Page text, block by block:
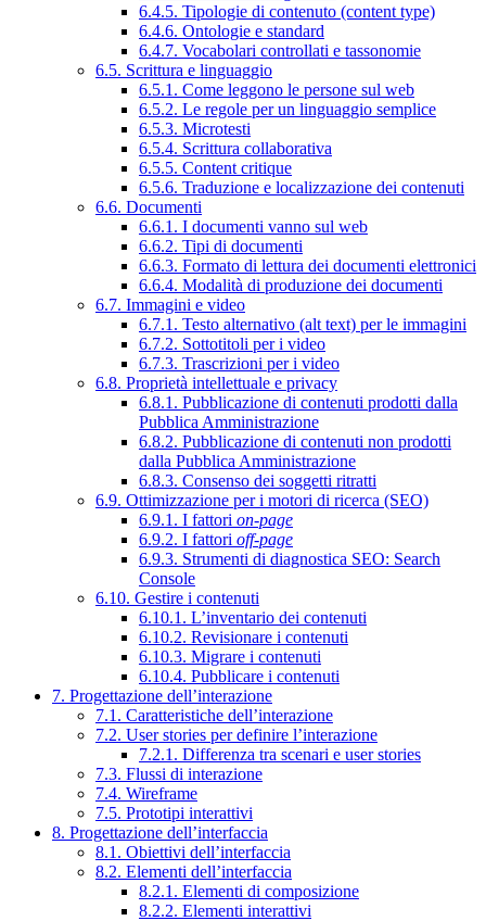
6.4.5. Tipologie di contenuto (content type)
6.4.6. Ontologie e standard
6.4.7. Vocabolari controllati e tassonomie
6.5. Scrittura e linguaggio
6.5.1. Come leggono le persone sul web
6.5.2. Le regole per un linguaggio semplice
6.5.3. Microtesti
6.5.4. Scrittura collaborativa
6.5.5. Content critique
6.5.6. Traduzione e localizzazione dei contenuti
6.6. Documenti
6.6.1. I documenti vanno sul web
6.6.2. Tipi di documenti
6.6.3. Formato di lettura dei documenti elettronici
6.6.4. Modalità di produzione dei documenti
6.7. Immagini e video
6.7.1. Testo alternativo (alt text) per le immagini
6.7.2. Sottotitoli per i video
6.7.3. Trascrizioni per i video
6.8. Proprietà intellettuale e privacy
6.8.1. Pubblicazione di contenuti prodotti dalla
Pubblica Amministrazione
6.8.2. Pubblicazione di contenuti non prodotti
dalla Pubblica Amministrazione
6.8.3. Consenso dei soggetti ritratti
6.9. Ottimizzazione per i motori di ricerca (SEO)
6.9.1. I fattori on-page
6.9.2. I fattori off-page
6.9.3. Strumenti di diagnostica SEO: Search
Console
6.10. Gestire i contenuti
6.10.1. L’inventario dei contenuti
6.10.2. Revisionare i contenuti
6.10.3. Migrare i contenuti
6.10.4. Pubblicare i contenuti
7. Progettazione dell’interazione
7.1. Caratteristiche dell’interazione
7.2. User stories per definire l’interazione
7.2.1. Differenza tra scenari e user stories
7.3. Flussi di interazione
7.4. Wireframe
7.5. Prototipi interattivi
8. Progettazione dell’interfaccia
8.1. Obiettivi dell’interfaccia
8.2. Elementi dell’interfaccia
8.2.1. Elementi di composizione
8.2.2. Elementi interattivi